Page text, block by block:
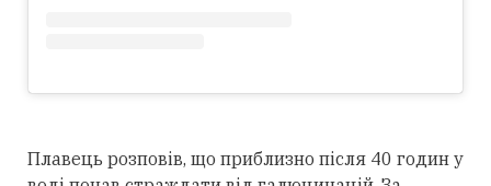
Плавець розповів, що приблизно після 40 годин у